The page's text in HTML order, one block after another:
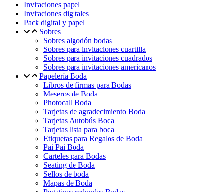
Invitaciones papel
Invitaciones digitales
Pack digital y papel
Sobres
Sobres algodón bodas
Sobres para invitaciones cuartilla
Sobres para invitaciones cuadrados
Sobres para invitaciones americanos
Papelería Boda
Libros de firmas para Bodas
Meseros de Boda
Photocall Boda
Tarjetas de agradecimiento Boda
Tarjetas Autobús Boda
Tarjetas lista para boda
Etiquetas para Regalos de Boda
Pai Pai Boda
Carteles para Bodas
Seating de Boda
Sellos de boda
Mapas de Boda